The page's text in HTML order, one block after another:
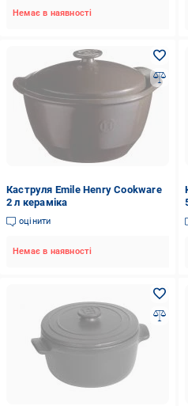
Немає в наявності
Каструля Emile Henry Cookware
2 л кераміка
оцінити
Немає в наявності